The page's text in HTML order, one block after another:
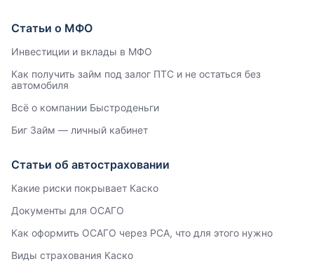
Статьи о МФО
Инвестиции и вклады в МФО
Как получить займ под залог ПТС и не остаться без
автомобиля
Всё о компании Быстроденьги
Биг Займ — личный кабинет
Статьи об автостраховании
Какие риски покрывает Каско
Документы для ОСАГО
Как оформить ОСАГО через РСА, что для этого нужно
Виды страхования Каско